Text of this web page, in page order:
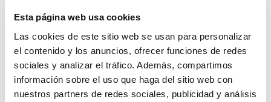
Esta página web usa cookies
Las cookies de este sitio web se usan para personalizar
el contenido y los anuncios, ofrecer funciones de redes
sociales y analizar el tráfico. Además, compartimos
información sobre el uso que haga del sitio web con
nuestros partners de redes sociales, publicidad y análisis
Comprar ahora
Importante:Envío gratis a Península
en pedidos de + 30€
(SIN IVA).